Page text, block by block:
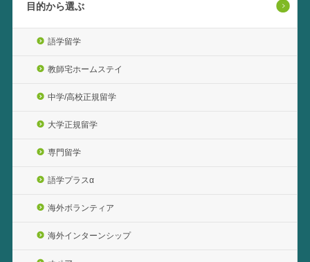
目的から選ぶ
語学留学
教師宅ホームステイ
中学/高校正規留学
大学正規留学
専門留学
語学プラスα
海外ボランティア
海外インターンシップ